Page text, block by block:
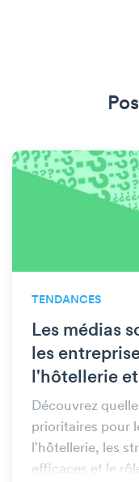
TENDANCES
Les médias
les
l'hôtellerie
Découvrez
prioritaires pour
l'hôtellerie, les
efficaces et le